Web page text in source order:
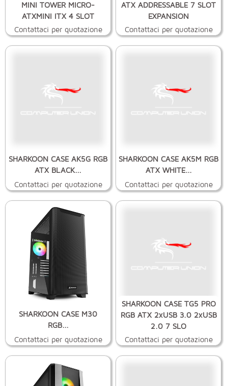
MINI TOWER MICRO-
ATXMINI ITX 4 SLOT
Contattaci per quotazione
ATX ADDRESSABLE 7 SLOT
EXPANSION
Contattaci per quotazione
SHARKOON CASE AK5G RGB
ATX BLACK...
Contattaci per quotazione
SHARKOON CASE AK5M RGB
ATX WHITE...
Contattaci per quotazione
SHARKOON CASE M30
RGB...
Contattaci per quotazione
SHARKOON CASE TG5 PRO
RGB ATX 2xUSB 3.0 2xUSB
2.0 7 SLO
Contattaci per quotazione